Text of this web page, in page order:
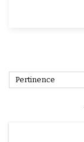
Pertinence